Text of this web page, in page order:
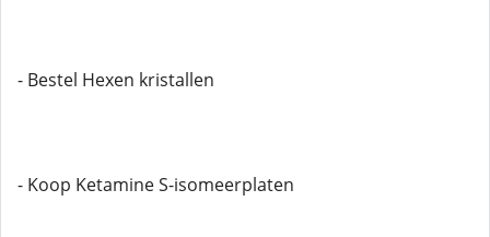
- Bestel Hexen kristallen
- Koop Ketamine S-isomeerplaten